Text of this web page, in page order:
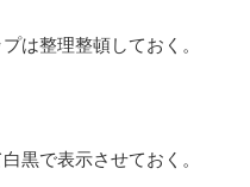
は整理整頓しておく。
黒で表示させておく。